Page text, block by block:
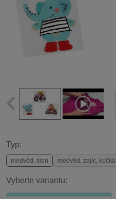
Typ:
medvěd, slon medvěd, zajíc, kočka
Vyberte variantu: